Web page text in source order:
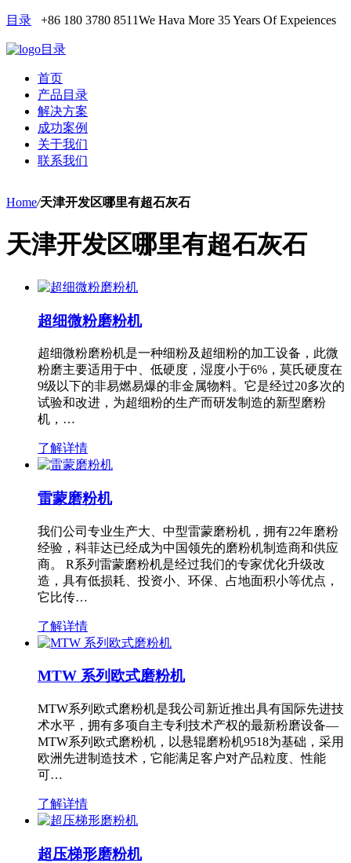
目录 +86 180 3780 8511We Hava More 35 Years Of Expeiences
目录
首页
产品目录
解决方案
成功案例
关于我们
联系我们
Home/天津开发区哪里有超石灰石
天津开发区哪里有超石灰石
超细微粉磨粉机
超细微粉磨粉机是一种细粉及超细粉的加工设备，此微
粉磨主要适用于中、低硬度，湿度小于6%，莫氏硬度在
9级以下的非易燃易爆的非金属物料。它是经过20多次的
试验和改进，为超细粉的生产而研发制造的新型磨粉
机，…
了解详情
雷蒙磨粉机
我们公司专业生产大、中型雷蒙磨粉机，拥有22年磨粉
经验，科菲达已经成为中国领先的磨粉机制造商和供应
商。 R系列雷蒙磨粉机是经过我们的专家优化升级改
造，具有低损耗、投资小、环保、占地面积小等优点，
它比传…
了解详情
MTW 系列欧式磨粉机
MTW系列欧式磨粉机是我公司新近推出具有国际先进技
术水平，拥有多项自主专利技术产权的最新粉磨设备—
MTW系列欧式磨粉机，以悬辊磨粉机9518为基础，采用
欧洲先进制造技术，它能满足客户对产品粒度、性能
可…
了解详情
超压梯形磨粉机